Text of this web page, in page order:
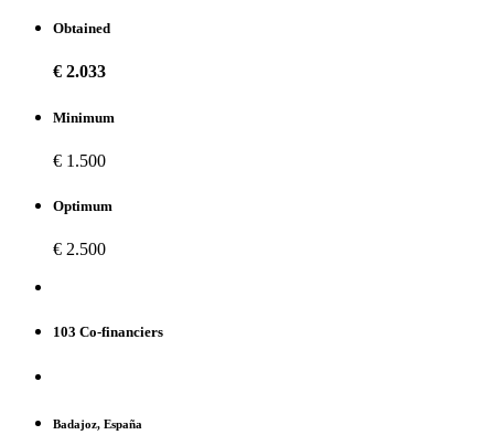
Obtained
€ 2.033
Minimum
€ 1.500
Optimum
€ 2.500
103 Co-financiers
Badajoz, España